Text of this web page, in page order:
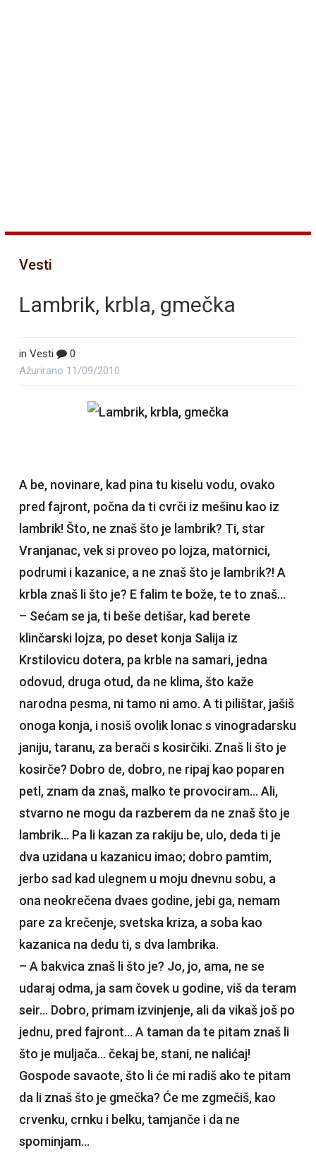
Vesti
Lambrik, krbla, gmečka
in Vesti
0
Ažurirano 11/09/2010
A be, novinare, kad pina tu kiselu vodu, ovako
pred fajront, počna da ti cvrči iz mešinu kao iz
lambrik! Što, ne znaš što je lambrik? Ti, star
Vranjanac, vek si proveo po lojza, matornici,
podrumi i kazanice, a ne znaš što je lambrik?! A
krbla znaš li što je? E falim te bože, te to znaš…
– Sećam se ja, ti beše detišar, kad berete
klinčarski lojza, po deset konja Salija iz
Krstilovicu dotera, pa krble na samari, jedna
odovud, druga otud, da ne klima, što kaže
narodna pesma, ni tamo ni amo. A ti pilištar, jašiš
onoga konja, i nosiš ovolik lonac s vinogradarsku
janiju, taranu, za berači s kosirčiki. Znaš li što je
kosirče? Dobro de, dobro, ne ripaj kao poparen
petl, znam da znaš, malko te provociram… Ali,
stvarno ne mogu da razberem da ne znaš što je
lambrik… Pa li kazan za rakiju be, ulo, deda ti je
dva uzidana u kazanicu imao; dobro pamtim,
jerbo sad kad ulegnem u moju dnevnu sobu, a
ona neokrečena dvaes godine, jebi ga, nemam
pare za krečenje, svetska kriza, a soba kao
kazanica na dedu ti, s dva lambrika.
– A bakvica znaš li što je? Jo, jo, ama, ne se
udaraj odma, ja sam čovek u godine, viš da teram
seir… Dobro, primam izvinjenje, ali da vikaš još po
jednu, pred fajront… A taman da te pitam znaš li
što je muljača… čekaj be, stani, ne nalićaj!
Gospode savaote, što li će mi radiš ako te pitam
da li znaš što je gmečka? Će me zgmečiš, kao
crvenku, crnku i belku, tamjanče i da ne
spominjam…